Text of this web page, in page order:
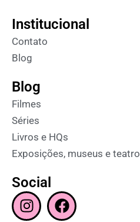
Institucional
Contato
Blog
Blog
Filmes
Séries
Livros e HQs
Exposições, museus e teatro
Social
I
n
F
a